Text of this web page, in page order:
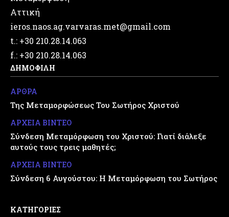
Αττική
ieros.naos.ag.varvaras.met@gmail.com
t.: +30 210.28.14.063
f.: +30 210.28.14.063
ΔΗΜΟΦΙΛΗ
ΑΡΘΡΑ
Της Μεταμορφώσεως Του Σωτήρος Χριστού
ΑΡΧΕΙΑ ΒΙΝΤΕΟ
Σύνδεση Μεταμόρφωση του Χριστού: Γιατί διάλεξε
αυτούς τους τρεις μαθητές;
ΑΡΧΕΙΑ ΒΙΝΤΕΟ
Σύνδεση 6 Αυγούστου: Η Μεταμόρφωση του Σωτήρος
ΚΑΤΗΓΟΡΙΕΣ